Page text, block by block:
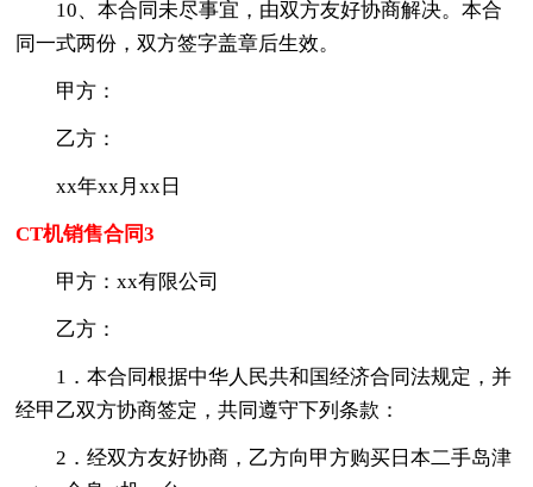
10、本合同未尽事宜，由双方友好协商解决。本合
同一式两份，双方签字盖章后生效。
甲方：
乙方：
xx年xx月xx日
CT机销售合同3
甲方：xx有限公司
乙方：
1．本合同根据中华人民共和国经济合同法规定，并
经甲乙双方协商签定，共同遵守下列条款：
2．经双方友好协商，乙方向甲方购买日本二手岛津